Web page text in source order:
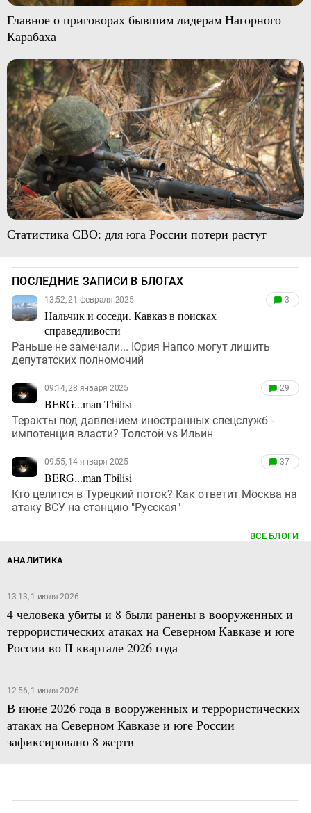
Главное о приговорах бывшим лидерам Нагорного
Карабаха
Статистика СВО: для юга России потери растут
ПОСЛЕДНИЕ ЗАПИСИ В БЛОГАХ
13:52, 21 февраля 2025
Нальчик и соседи. Кавказ в поисках
справедливости
3
Раньше не замечали... Юрия Напсо могут лишить
депутатских полномочий
09:14, 28 января 2025
BERG...man Tbilisi
29
Теракты под давлением иностранных спецслужб -
импотенция власти? Толстой vs Ильин
09:55, 14 января 2025
BERG...man Tbilisi
37
Кто целится в Турецкий поток? Как ответит Москва на
атаку ВСУ на станцию "Русская"
ВСЕ БЛОГИ
АНАЛИТИКА
13:13, 1 июля 2026
4 человека убиты и 8 были ранены в вооруженных и
террористических атаках на Северном Кавказе и юге
России во II квартале 2026 года
12:56, 1 июля 2026
В июне 2026 года в вооруженных и террористических
атаках на Северном Кавказе и юге России
зафиксировано 8 жертв